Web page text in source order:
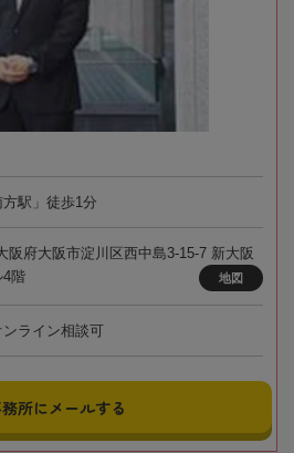
駅」徒歩1分
阪府大阪市淀川区西中島3-15-7 新大阪
4階
地図
ライン相談可
所にメールする